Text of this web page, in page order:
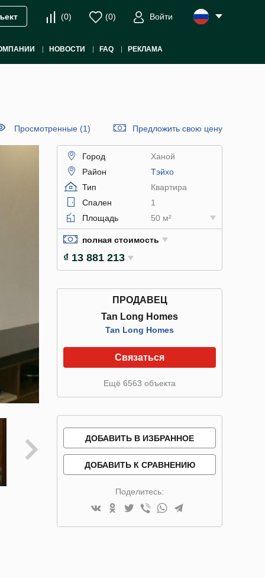
(0) (0) Войти
НОВОСТИ FAQ РЕКЛАМА
Просмотренные (1) Предложить свою цену
Город
Ханой
Район
Тэйхо
Тип
Квартира
Спален
1
Площадь
50 м²
полная стоимость
₫ 13 881 213
ПРОДАВЕЦ
Tan Long Homes
Tan Long Homes
Связаться
Ещё 6563 объекта
ДОБАВИТЬ В ИЗБРАННОЕ
ДОБАВИТЬ К СРАВНЕНИЮ
Поделитесь: